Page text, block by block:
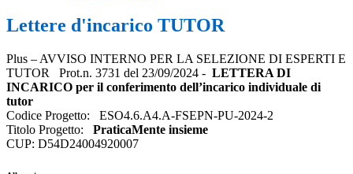
Lettere d'incarico TUTOR
Plus – AVVISO INTERNO PER LA SELEZIONE DI ESPERTI E
TUTOR Prot.n. 3731 del 23/09/2024 - LETTERA DI
INCARICO per il conferimento dell’incarico individuale di
tutor
Codice Progetto: ESO4.6.A4.A-FSEPN-PU-2024-2
Titolo Progetto: PraticaMente insieme
CUP: D54D24004920007